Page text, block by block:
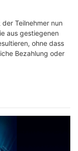
Teilnehmer nun
aus gestiegenen
ohne dass
Bezahlung oder